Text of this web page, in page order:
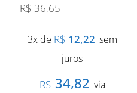
R$ 36,65
3x de R$ 12,22 sem
juros
R$ 34,82 via